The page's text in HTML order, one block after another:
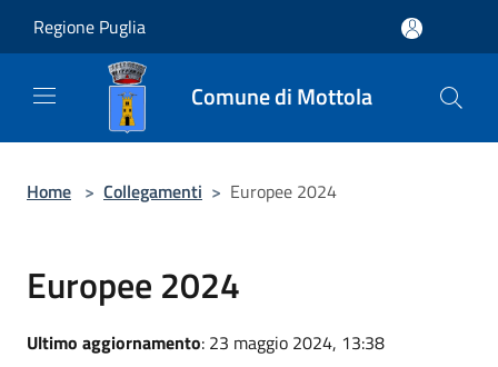
Regione Puglia
Comune di Mottola
Home > Collegamenti > Europee 2024
Europee 2024
Ultimo aggiornamento: 23 maggio 2024, 13:38